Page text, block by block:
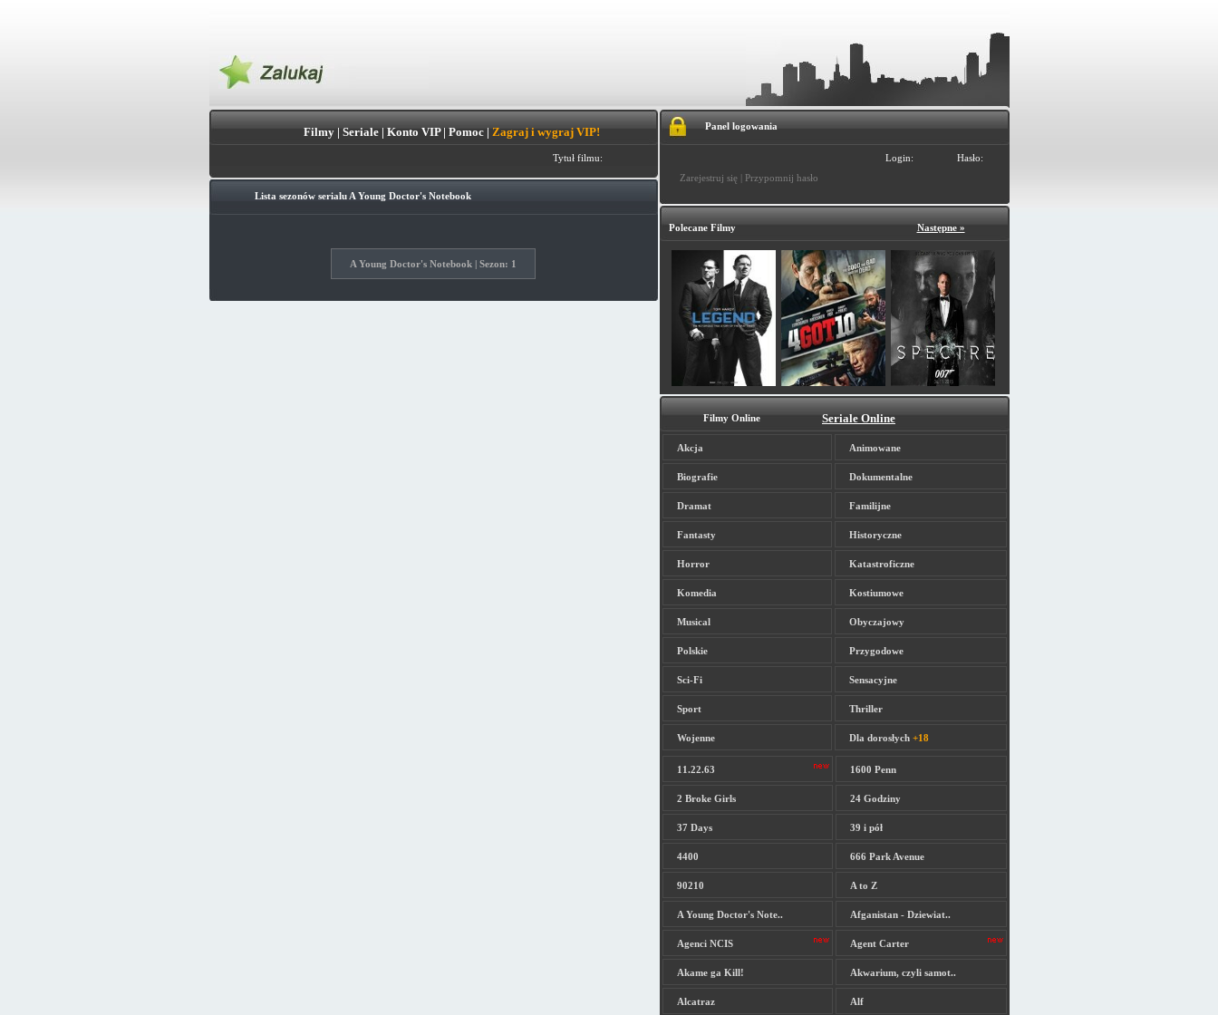
Filmy| Seriale| Konto VIP| Pomoc| Zagraj i wygraj VIP!
Tytuł filmu:
Lista sezonów serialu A Young Doctor's Notebook
A Young Doctor's Notebook | Sezon: 1
Panel logowania
Login:
Hasło:
Zarejestruj się | Przypomnij hasło
Polecane Filmy Następne »
Filmy Online Seriale Online
Akcja Animowane
Biografie Dokumentalne
Dramat Familijne
Fantasty Historyczne
Horror Katastroficzne
Komedia Kostiumowe
Musical Obyczajowy
Polskie Przygodowe
Sci-Fi Sensacyjne
Sport Thriller
Wojenne Dla dorosłych +18
11.22.63 1600 Penn
2 Broke Girls 24 Godziny
37 Days 39 i pół
4400 666 Park Avenue
90210 A to Z
A Young Doctor's Note.. Afganistan - Dziewiat..
Agenci NCIS Agent Carter
Akame ga Kill! Akwarium, czyli samot..
Alcatraz Alf